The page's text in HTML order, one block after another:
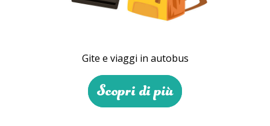
Gite e viaggi in autobus
Scopri di più